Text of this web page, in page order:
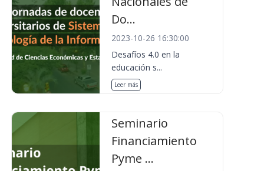
Do...
2023-10-26 16:30:00
Desafíos 4.0 en la
educación s...
Leer más
Seminario
Financiamiento
Pyme ...